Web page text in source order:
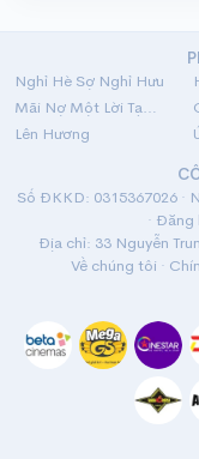
Nghỉ Hè Sợ Nghỉ Hưu
Mãi Nợ Một Lời Tạm Biệt
Lên Hương
Số ĐKKD: 0315367026 ·
·
Địa chỉ: 33 Nguyễn
Về chúng tôi ·